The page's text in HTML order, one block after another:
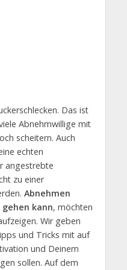
Das ist
Abnehmwillige mit
scheitern. Auch
echten
angestrebte
zu einer
Abnehmen
kann, möchten
Wir geben
und Tricks mit auf
und Deinem
sollen. Auf dem